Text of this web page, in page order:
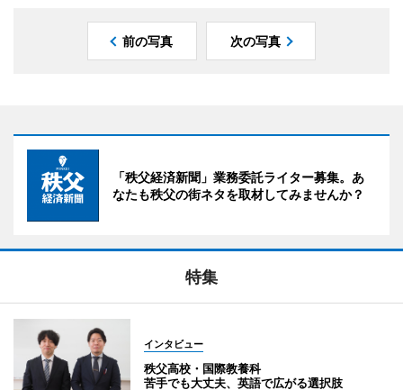
前の写真 次の写真
「秩父経済新聞」業務委託ライター募集。あ
なたも秩父の街ネタを取材してみませんか？
特集
インタビュー
秩父高校・国際教養科
苦手でも大丈夫、英語で広がる選択肢